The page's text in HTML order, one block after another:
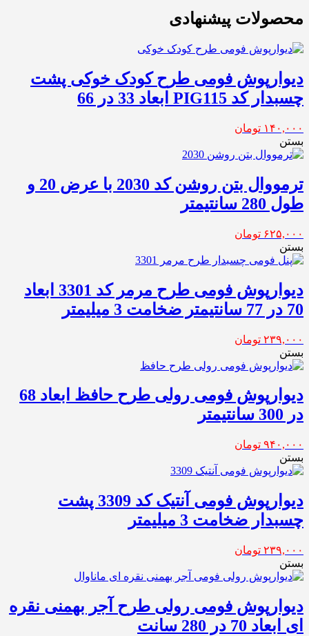
محصولات پیشنهادی
دیوارپوش فومی طرح کودک خوکی پشت
چسبدار کد PIG115 ابعاد 33 در 66
۱۴۰,۰۰۰ تومان
بستن
ترمووال بتن روشن کد 2030 با عرض 20 و
طول 280 سانتیمتر
۶۲۵,۰۰۰ تومان
بستن
دیوارپوش فومی طرح مرمر کد 3301 ابعاد
70 در 77 سانتیمتر ضخامت 3 میلیمتر
۲۳۹,۰۰۰ تومان
بستن
دیوارپوش فومی رولی طرح حافظ ابعاد 68
در 300 سانتیمتر
۹۴۰,۰۰۰ تومان
بستن
دیوارپوش فومی آنتیک کد 3309 پشت
چسبدار ضخامت 3 میلیمتر
۲۳۹,۰۰۰ تومان
بستن
دیوارپوش فومی رولی طرح آجر بهمنی نقره
ای ابعاد 70 در 280 سانت